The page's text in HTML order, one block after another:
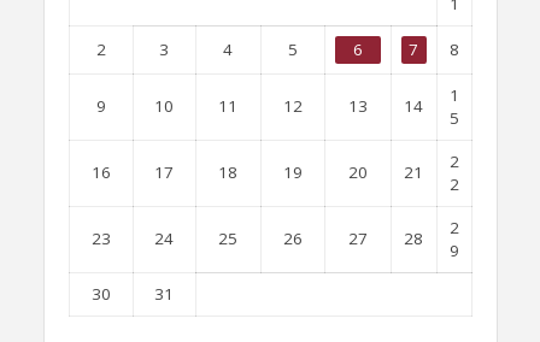
2 3 4 5 6 7 8
9 10 11 12 13 14
1
5
16 17 18 19 20 21
2
2
23 24 25 26 27 28
2
9
30
31